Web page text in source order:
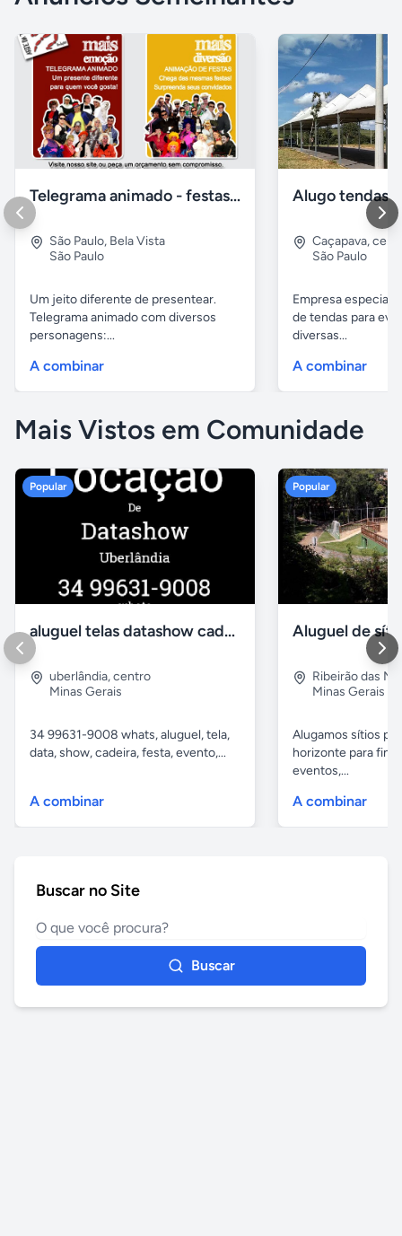
Telegrama animado - festas - presentes e eventos
São Paulo, Bela Vista
São Paulo
Um jeito diferente de presentear.
Telegrama animado com diversos
personagens:...
A combinar
Caçapava,
São Paulo
Empresa
de tendas para
diversas...
A combinar
Mais Vistos em Comunidade
Popular
aluguel telas datashow cadeiras uberlândia
uberlândia,centro
Minas Gerais
34 99631-9008 whats, aluguel, tela,
data, show, cadeira, festa, evento,...
A combinar
Popular
Ribeirão das
Minas Gerais
Alugamos sítios
horizonte para
eventos,...
A combinar
Buscar no Site
Buscar